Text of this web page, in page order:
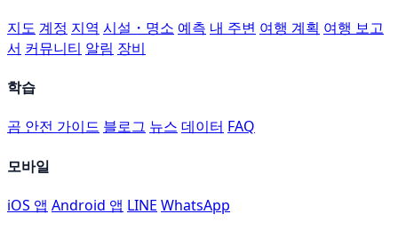
지도 계정 지역 시설・명소 예측 내 주변 여행 계획 여행 보고
서 커뮤니티 알림 장비
학습
곰 안전 가이드 블로그 뉴스 데이터 FAQ
모바일
iOS 앱 Android 앱 LINE WhatsApp